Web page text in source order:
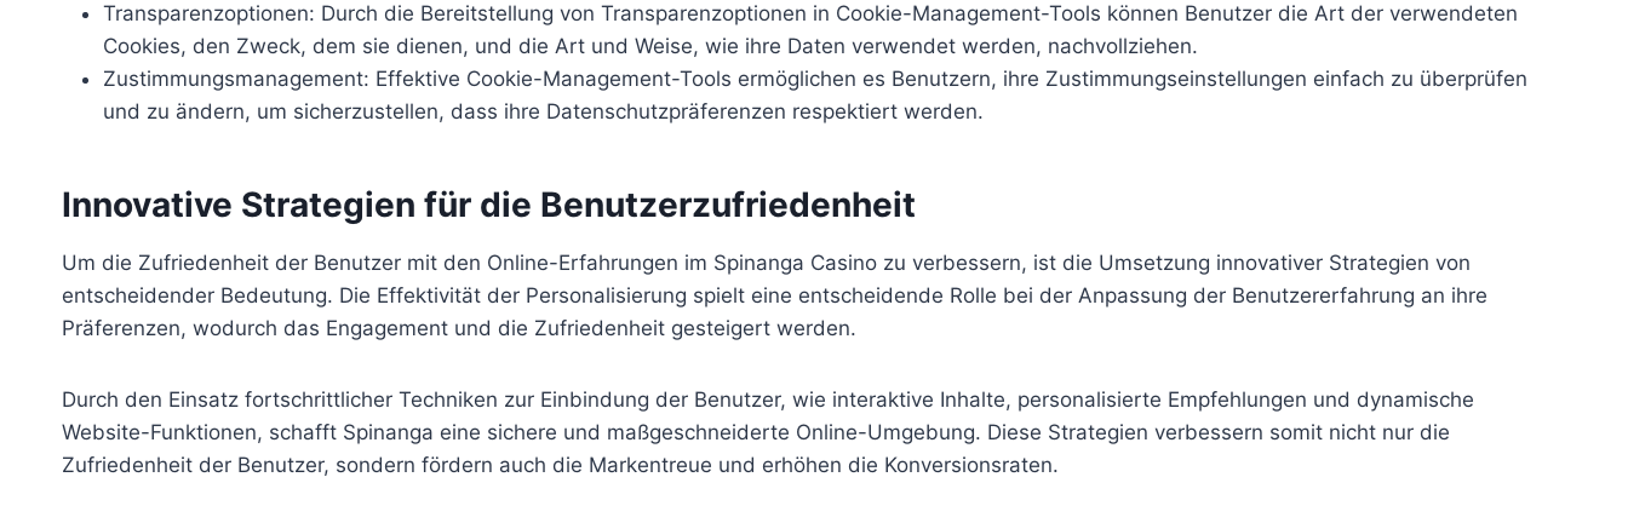
Transparenzoptionen: Durch die Bereitstellung von Transparenzoptionen in Cookie-Management-Tools können Benutzer die Art der verwendeten
Cookies, den Zweck, dem sie dienen, und die Art und Weise, wie ihre Daten verwendet werden, nachvollziehen.
Zustimmungsmanagement: Effektive Cookie-Management-Tools ermöglichen es Benutzern, ihre Zustimmungseinstellungen einfach zu überprüfen
und zu ändern, um sicherzustellen, dass ihre Datenschutzpräferenzen respektiert werden.
Innovative Strategien für die Benutzerzufriedenheit
Um die Zufriedenheit der Benutzer mit den Online-Erfahrungen im Spinanga Casino zu verbessern, ist die Umsetzung innovativer Strategien von
entscheidender Bedeutung. Die Effektivität der Personalisierung spielt eine entscheidende Rolle bei der Anpassung der Benutzererfahrung an ihre
Präferenzen, wodurch das Engagement und die Zufriedenheit gesteigert werden.
Durch den Einsatz fortschrittlicher Techniken zur Einbindung der Benutzer, wie interaktive Inhalte, personalisierte Empfehlungen und dynamische
Website-Funktionen, schafft Spinanga eine sichere und maßgeschneiderte Online-Umgebung. Diese Strategien verbessern somit nicht nur die
Zufriedenheit der Benutzer, sondern fördern auch die Markentreue und erhöhen die Konversionsraten.